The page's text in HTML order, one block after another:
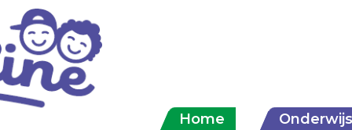
Home Onderwijs